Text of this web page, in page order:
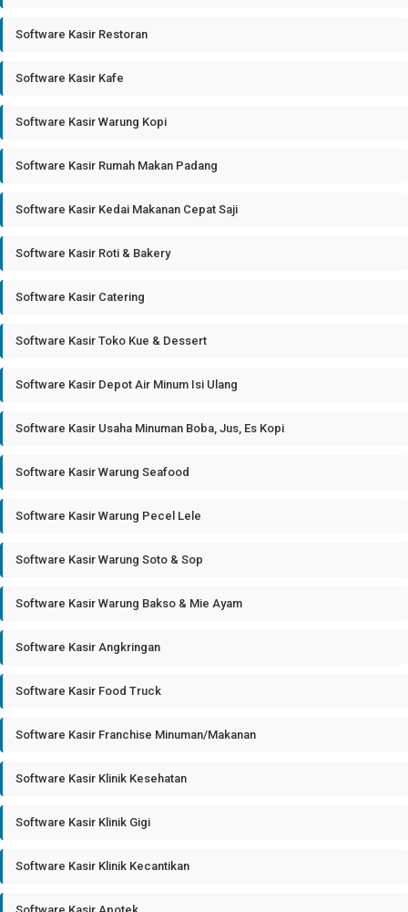
Software Kasir Restoran
Software Kasir Kafe
Software Kasir Warung Kopi
Software Kasir Rumah Makan Padang
Software Kasir Kedai Makanan Cepat Saji
Software Kasir Roti & Bakery
Software Kasir Catering
Software Kasir Toko Kue & Dessert
Software Kasir Depot Air Minum Isi Ulang
Software Kasir Usaha Minuman Boba, Jus, Es Kopi
Software Kasir Warung Seafood
Software Kasir Warung Pecel Lele
Software Kasir Warung Soto & Sop
Software Kasir Warung Bakso & Mie Ayam
Software Kasir Angkringan
Software Kasir Food Truck
Software Kasir Franchise Minuman/Makanan
Software Kasir Klinik Kesehatan
Software Kasir Klinik Gigi
Software Kasir Klinik Kecantikan